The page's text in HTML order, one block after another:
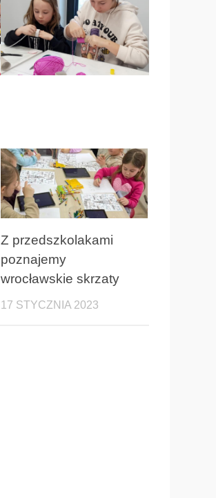
Z przedszkolakami
poznajemy
wrocławskie skrzaty
17 STYCZNIA 2023